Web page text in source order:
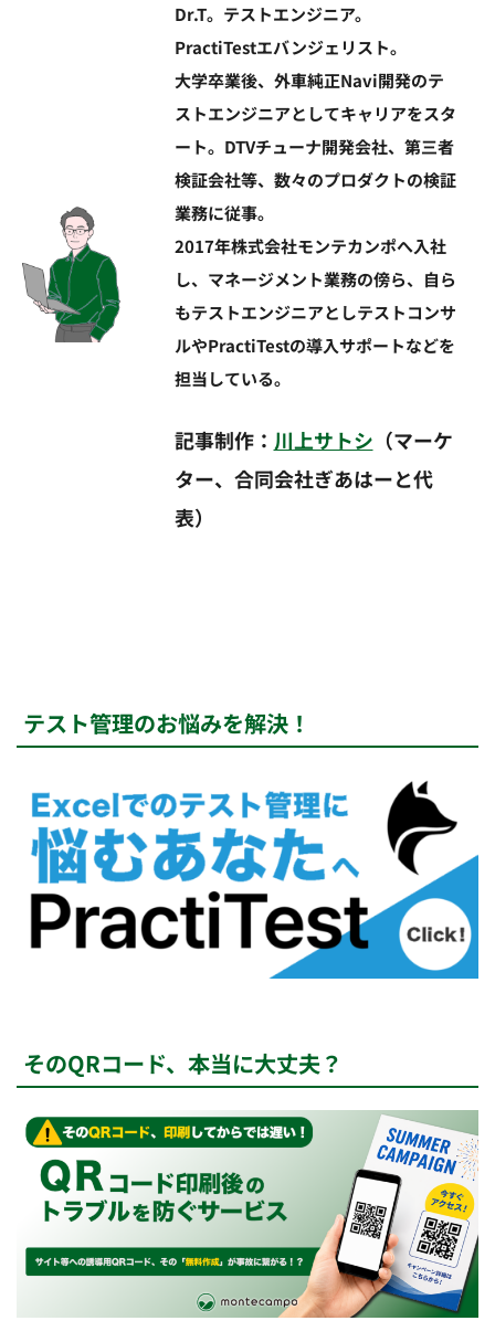
Dr.T。テストエンジニア。
PractiTestエバンジェリスト。
大学卒業後、外車純正Navi開発のテ
ストエンジニアとしてキャリアをスタ
ート。DTVチューナ開発会社、第三者
検証会社等、数々のプロダクトの検証
業務に従事。
2017年株式会社モンテカンポへ入社
し、マネージメント業務の傍ら、自ら
もテストエンジニアとしテストコンサ
ルやPractiTestの導入サポートなどを
担当している。
記事制作： 川上サトシ （マーケ
ター、合同会社ぎあはーと代
表）
テスト管理のお悩みを解決！
そのQRコード、本当に大丈夫？